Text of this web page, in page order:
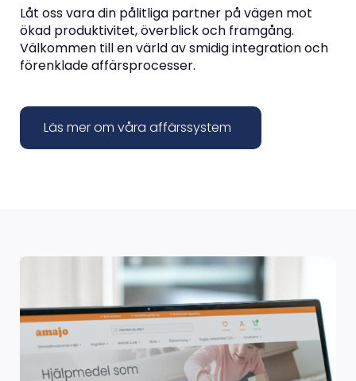
Låt oss vara din pålitliga partner på vägen mot
ökad produktivitet, överblick och framgång.
Välkommen till en värld av smidig integration och
förenklade affärsprocesser.
Läs mer om våra affärssystem